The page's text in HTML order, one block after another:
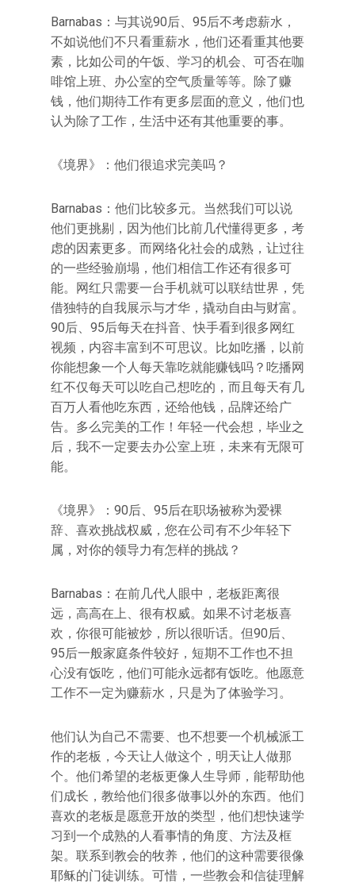
Barnabas：与其说90后、95后不考虑薪水，
不如说他们不只看重薪水，他们还看重其他要
素，比如公司的午饭、学习的机会、可否在咖
啡馆上班、办公室的空气质量等等。除了赚
钱，他们期待工作有更多层面的意义，他们也
认为除了工作，生活中还有其他重要的事。
《境界》：他们很追求完美吗？
Barnabas：他们比较多元。当然我们可以说
他们更挑剔，因为他们比前几代懂得更多，考
虑的因素更多。而网络化社会的成熟，让过往
的一些经验崩塌，他们相信工作还有很多可
能。网红只需要一台手机就可以联结世界，凭
借独特的自我展示与才华，撬动自由与财富。
90后、95后每天在抖音、快手看到很多网红
视频，内容丰富到不可思议。比如吃播，以前
你能想象一个人每天靠吃就能赚钱吗？吃播网
红不仅每天可以吃自己想吃的，而且每天有几
百万人看他吃东西，还给他钱，品牌还给广
告。多么完美的工作！年轻一代会想，毕业之
后，我不一定要去办公室上班，未来有无限可
能。
《境界》：90后、95后在职场被称为爱裸
辞、喜欢挑战权威，您在公司有不少年轻下
属，对你的领导力有怎样的挑战？
Barnabas：在前几代人眼中，老板距离很
远，高高在上、很有权威。如果不讨老板喜
欢，你很可能被炒，所以很听话。但90后、
95后一般家庭条件较好，短期不工作也不担
心没有饭吃，他们可能永远都有饭吃。他愿意
工作不一定为赚薪水，只是为了体验学习。
他们认为自己不需要、也不想要一个机械派工
作的老板，今天让人做这个，明天让人做那
个。他们希望的老板更像人生导师，能帮助他
们成长，教给他们很多做事以外的东西。他们
喜欢的老板是愿意开放的类型，他们想快速学
习到一个成熟的人看事情的角度、方法及框
架。联系到教会的牧养，他们的这种需要很像
耶稣的门徒训练。可惜，一些教会和信徒理解